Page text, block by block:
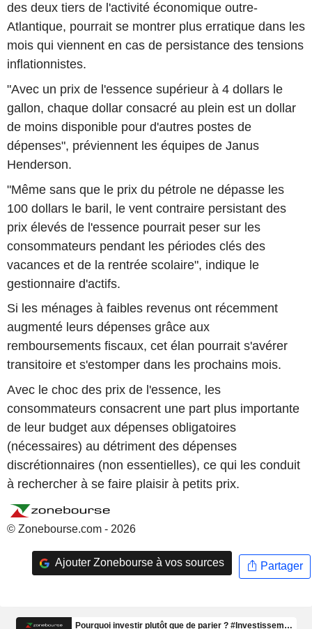
des deux tiers de l'activité économique outre-
Atlantique, pourrait se montrer plus erratique dans les
mois qui viennent en cas de persistance des tensions
inflationnistes.
"Avec un prix de l'essence supérieur à 4 dollars le
gallon, chaque dollar consacré au plein est un dollar
de moins disponible pour d'autres postes de
dépenses", préviennent les équipes de Janus
Henderson.
"Même sans que le prix du pétrole ne dépasse les
100 dollars le baril, le vent contraire persistant des
prix élevés de l'essence pourrait peser sur les
consommateurs pendant les périodes clés des
vacances et de la rentrée scolaire", indique le
gestionnaire d'actifs.
Si les ménages à faibles revenus ont récemment
augmenté leurs dépenses grâce aux
remboursements fiscaux, cet élan pourrait s'avérer
transitoire et s'estomper dans les prochains mois.
Avec le choc des prix de l'essence, les
consommateurs consacrent une part plus importante
de leur budget aux dépenses obligatoires
(nécessaires) au détriment des dépenses
discrétionnaires (non essentielles), ce qui les conduit
à rechercher à se faire plaisir à petits prix.
© Zonebourse.com - 2026
Ajouter Zonebourse à vos sources Partager